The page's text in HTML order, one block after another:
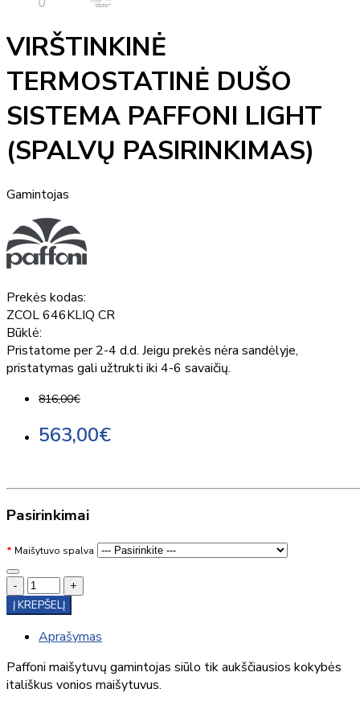
VIRŠTINKINĖ
TERMOSTATINĖ DUŠO
SISTEMA PAFFONI LIGHT
(SPALVŲ PASIRINKIMAS)
Gamintojas
Prekės kodas:
ZCOL 646KLIQ CR
Būklė:
Pristatome per 2-4 d.d. Jeigu prekės nėra sandėlyje,
pristatymas gali užtrukti iki 4-6 savaičių.
816,00€
563,00€
Pasirinkimai
Maišytuvo spalva
-
+
Į KREPŠELĮ
Aprašymas
Paffoni maišytuvų gamintojas siūlo tik aukščiausios kokybės
itališkus vonios maišytuvus.